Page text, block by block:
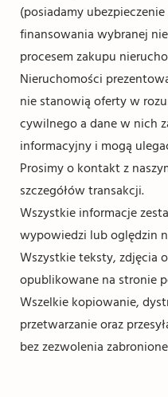
(posiadamy
finansowania wybranej
procesem zakupu
Nieruchomości
nie stanowią oferty w
cywilnego a dane w nich
informacyjny i mogą
Prosimy o kontakt z
szczegółów transakcji.
Wszystkie informacje
wypowiedzi lub oględzin
Wszystkie teksty, zdjęcia
opublikowane na stronie
Wszelkie kopiowanie,
przetwarzanie oraz
bez zezwolenia